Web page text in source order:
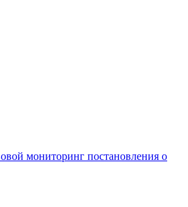
мониторинг постановления о